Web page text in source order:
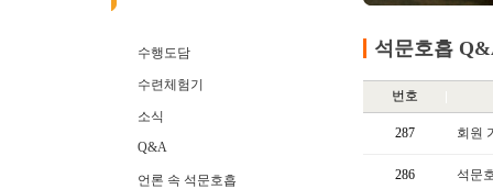
수행도담
수련체험기
소식
Q&A
언론 속 석문호흡
석문호흡
번호
287 회원
286 석문